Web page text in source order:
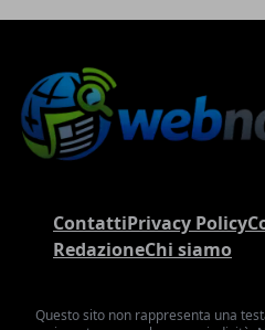
ContattiPrivacy Policy
RedazioneChi siamo
Questo sito non rappresenta una